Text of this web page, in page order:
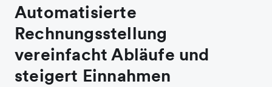
Automatisierte
Rechnungsstellung
vereinfacht Abläufe und
steigert Einnahmen